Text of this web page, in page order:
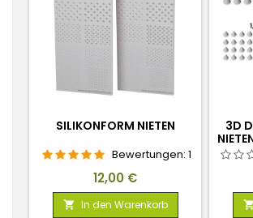
SILIKONFORM NIETEN
Bewertungen: 1
Preis
12,00 €
 In den Warenkorb
3D
